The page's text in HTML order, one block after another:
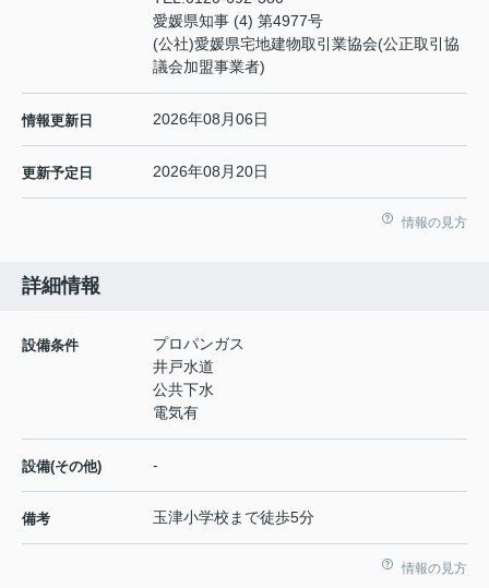
愛媛県知事 (4) 第4977号
(公社)愛媛県宅地建物取引業協会(公正取引協
議会加盟事業者)
情報更新日 2026年08月06日
更新予定日 2026年08月20日
情報の見方
詳細情報
設備条件
プロパンガス
井戸水道
公共下水
電気有
設備(その他) -
備考 玉津小学校まで徒歩5分
情報の見方